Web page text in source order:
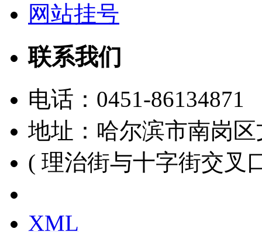
网站挂号
联系我们
电话： 0451-86134871
地址：哈尔滨市南岗
( 理治街与十字街交叉
XML